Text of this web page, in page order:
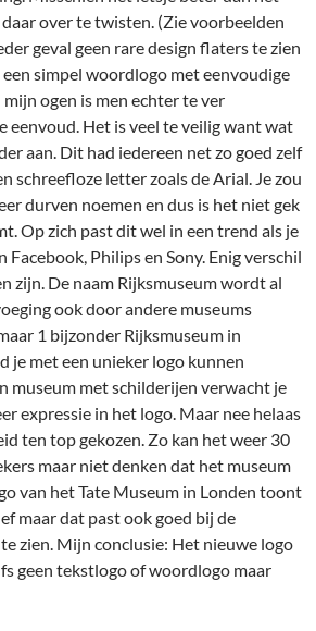
over te twisten. (Zie voorbeelden
geval geen rare design flaters te zien
simpel woordlogo met eenvoudige
ogen is men echter te ver
eenvoud. Het is veel te veilig want wat
aan. Dit had iedereen net zo goed zelf
schreefloze letter zoals de Arial. Je zou
durven noemen en dus is het niet gek
Op zich past dit wel in een trend als je
Facebook, Philips en Sony. Enig verschil
zijn. De naam Rijksmuseum wordt al
ook door andere museums
1 bijzonder Rijksmuseum in
je met een unieker logo kunnen
museum met schilderijen verwacht je
expressie in het logo. Maar nee helaas
ten top gekozen. Zo kan het weer 30
maar niet denken dat het museum
van het Tate Museum in Londen toont
maar dat past ook goed bij de
zien. Mijn conclusie: Het nieuwe logo
geen tekstlogo of woordlogo maar